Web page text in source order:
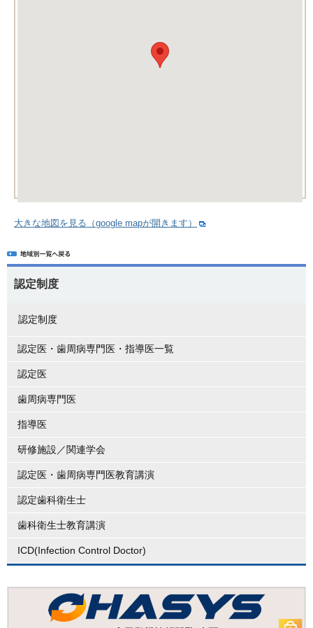
大きな地図を見る（google mapが開きます）
認定制度
認定制度
認定医・歯周病専門医・指導医一覧
認定医
歯周病専門医
指導医
研修施設／関連学会
認定医・歯周病専門医教育講演
認定歯科衛生士
歯科衛生士教育講演
ICD(Infection Control Doctor)